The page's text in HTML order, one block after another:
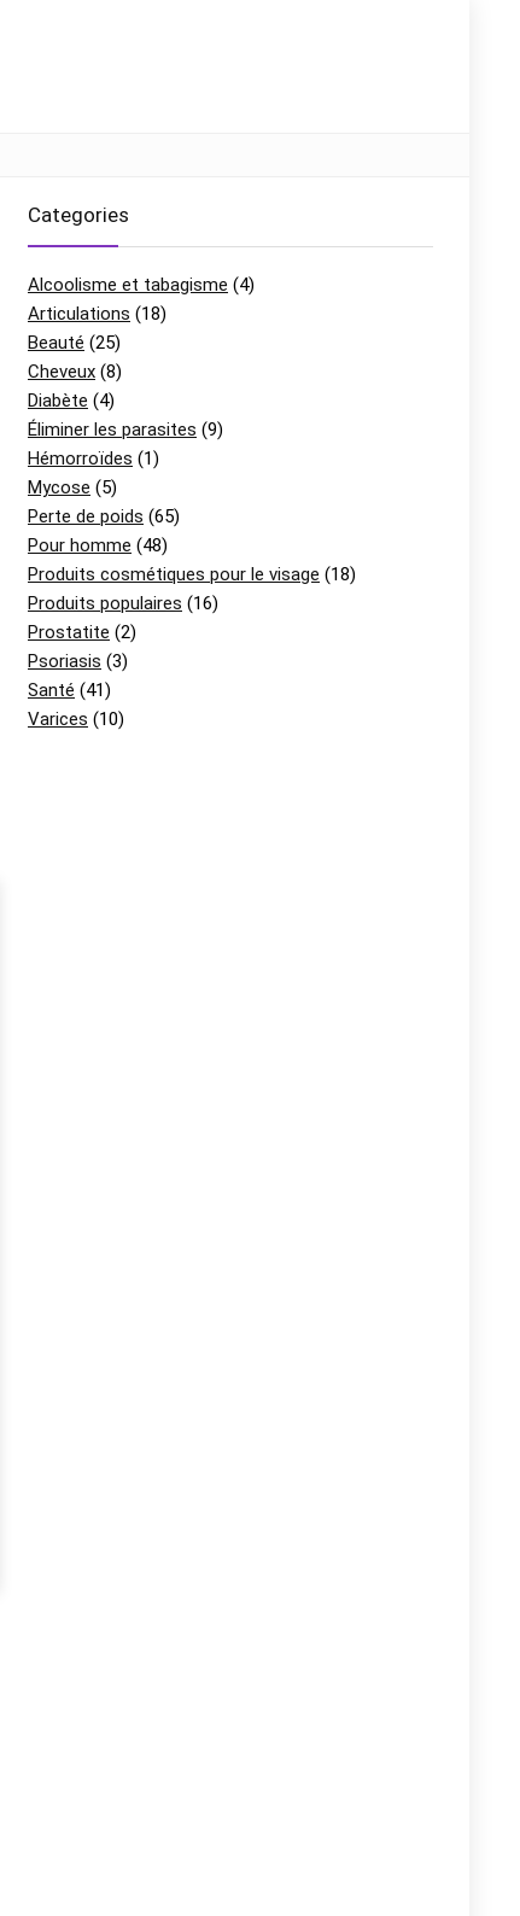
Categories
Alcoolisme et tabagisme (4)
Articulations (18)
Beauté (25)
Cheveux (8)
Diabète (4)
Éliminer les parasites (9)
Hémorroïdes (1)
Mycose (5)
Perte de poids (65)
Pour homme (48)
Produits cosmétiques pour le visage (18)
Produits populaires (16)
Prostatite (2)
Psoriasis (3)
Santé (41)
Varices (10)